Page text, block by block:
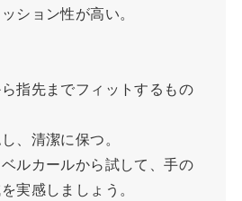
ション性が高い。
指先までフィットするもの
、清潔に保つ。
ルカールから試して、手の
実感しましょう。